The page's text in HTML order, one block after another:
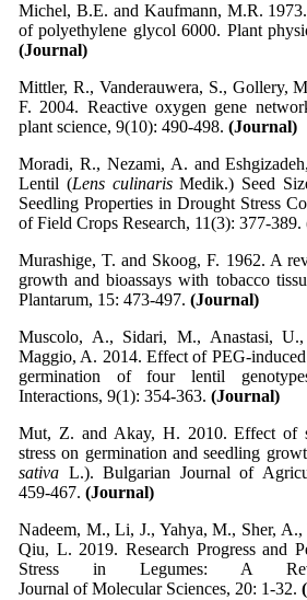
Michel, B.E. and Kaufmann, M.R.
of polyethylene glycol 6000. Plant
(Journal)
Mittler, R., Vanderauwera, S., Gollery,
F. 2004. Reactive oxygen gene
plant science, 9(10): 490-498. (Journal)
Moradi, R., Nezami, A. and
Lentil (Lens culinarisMedik.) Seed
Seedling Properties in Drought Stress
of Field Crops Research, 11(3): 377-389.
Murashige, T. and Skoog, F. 1962. A
growth and bioassays with tobacco
Plantarum, 15: 473-497. (Journal)
Muscolo, A., Sidari, M., Anastasi, U.,
Maggio, A. 2014. Effect of PEG-induced
germination of four lentil
Interactions, 9(1): 354-363. (Journal)
Mut, Z. and Akay, H. 2010. Effect of
stress on germination and seedling
sativa L.). Bulgarian Journal of
459-467. (Journal)
Nadeem, M., Li, J., Yahya, M., Sher,
Qiu, L. 2019. Research Progress and
Stress in Legumes: A
Journal of Molecular Sciences, 20: 1-32.